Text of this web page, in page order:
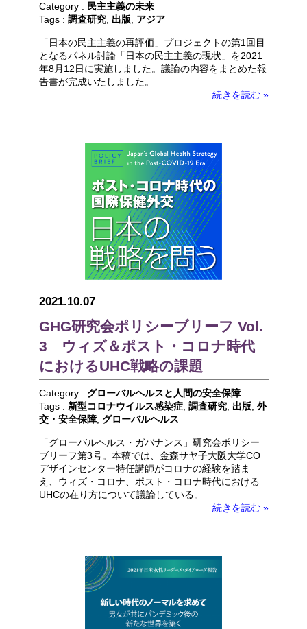
Category : 民主主義の未来
Tags : 調査研究, 出版 アジア
「日本の民主主義の再評価」プロジェクトの第1回目
となるパネル討論「日本の民主主義の現状」を2021
年8月12日に実施しました。議論の内容をまとめた報
告書が完成いたしました。
続きを読む »
2021.10.07
GHG研究会ポリシーブリーフ Vol.
3 ウィズ＆ポスト・コロナ時代
におけるUHC戦略の課題
Category : グローバルヘルスと人間の安全保障
Tags : 新型コロナウイルス感染症, 調査研究, 出版 外
交・安全保障, グローバルヘルス
「グローバルヘルス・ガバナンス」研究会ポリシー
ブリーフ第3号。本稿では、金森サヤ子大阪大学CO
デザインセンター特任講師がコロナの経験を踏ま
え、ウィズ・コロナ、ポスト・コロナ時代における
UHCの在り方について議論している。
続きを読む »